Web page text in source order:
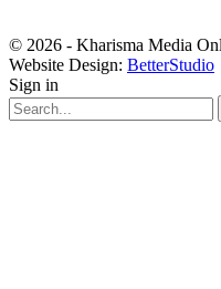
© 2026 - Kharisma Media
Website Design: BetterStudio
Sign in